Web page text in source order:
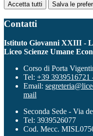
Accetta tutti Salva le
Contatti
Istituto Giovanni XXIII -
Liceo Scienze Umane
Corso di Porta
Tel: +39 3939516721
Email:
mail
Seconda Sede - Via
Tel: 3939526077
Cod. Mecc.